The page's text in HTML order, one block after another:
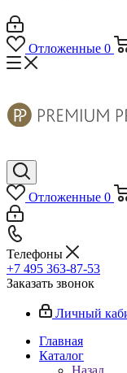
Отложенные 0
Отложенные 0
Телефоны
+7 495 363-87-53
Заказать звонок
Личный
Главная
Каталог
Назад